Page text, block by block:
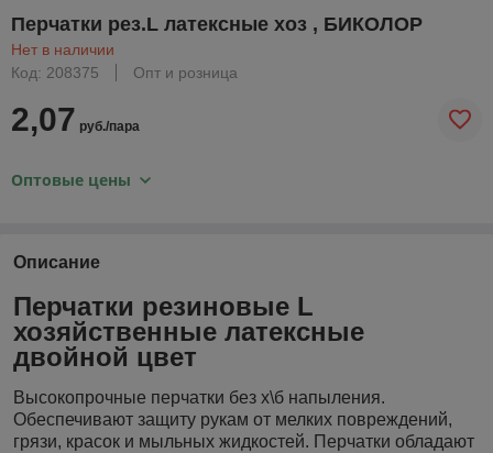
Перчатки рез.L латексные хоз , БИКОЛОР
Нет в наличии
Код: 208375
Опт и розница
2,07 руб./пара
Оптовые цены
Описание
Перчатки резиновые L
хозяйственные латексные
двойной цвет
Высокопрочные перчатки без х\б напыления.
Обеспечивают защиту рукам от мелких повреждений,
грязи, красок и мыльных жидкостей. Перчатки обладают